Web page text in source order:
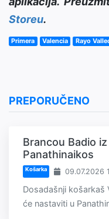
Storeu.
Primera Valencia Rayo
PREPORUČENO
Brancou Badio
Panathinaikos
Košarka 09.07.2026
Dosadašnji košarkaš
će nastaviti u